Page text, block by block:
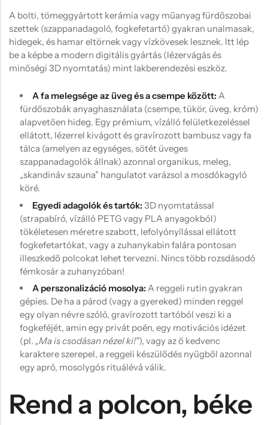
A bolti, tömeggyártott kerámia vagy műanyag fürdőszobai
szettek (szappanadagoló, fogkefetartó) gyakran unalmasak,
hidegek, és hamar eltörnek vagy vízkövesek lesznek. Itt lép
be a képbe a modern digitális gyártás (lézervágás és
minőségi 3D nyomtatás) mint lakberendezési eszköz.
A fa melegsége az üveg és a csempe között:A
fürdőszobák anyaghasználata (csempe, tükör, üveg, króm)
alapvetően hideg. Egy prémium, vízálló felületkezeléssel
ellátott, lézerrel kivágott és gravírozott bambusz vagy fa
tálca (amelyen az egységes, sötét üveges
szappanadagolók állnak) azonnal organikus, meleg,
„skandináv szauna” hangulatot varázsol a mosdókagyló
köré.
Egyedi adagolók és tartók:3D nyomtatással
(strapabíró, vízálló PETG vagy PLA anyagokból)
tökéletesen méretre szabott, lefolyónyílással ellátott
fogkefetartókat, vagy a zuhanykabin falára pontosan
illeszkedő polcokat lehet tervezni. Nincs több rozsdásodó
fémkosár a zuhanyzóban!
A perszonalizáció mosolya:A reggeli rutin gyakran
gépies. De ha a párod (vagy a gyereked) minden reggel
egy olyan névre szóló, gravírozott tartóból veszi ki a
fogkeféjét, amin egy privát poén, egy motivációs idézet
(pl. „Ma is csodásan nézel ki!”), vagy az ő kedvenc
karaktere szerepel, a reggeli készülődés nyűgből azonnal
egy apró, mosolygós rituálévá válik.
Rend a polcon, béke